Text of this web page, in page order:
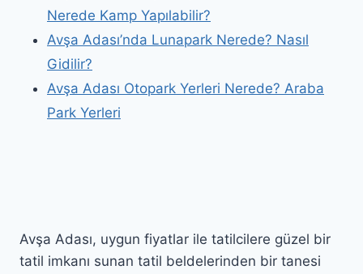
Nerede Kamp Yapılabilir?
Avşa Adası’nda Lunapark Nerede? Nasıl
Gidilir?
Avşa Adası Otopark Yerleri Nerede? Araba
Park Yerleri
Avşa Adası, uygun fiyatlar ile tatilcilere güzel bir
tatil imkanı sunan tatil beldelerinden bir tanesi